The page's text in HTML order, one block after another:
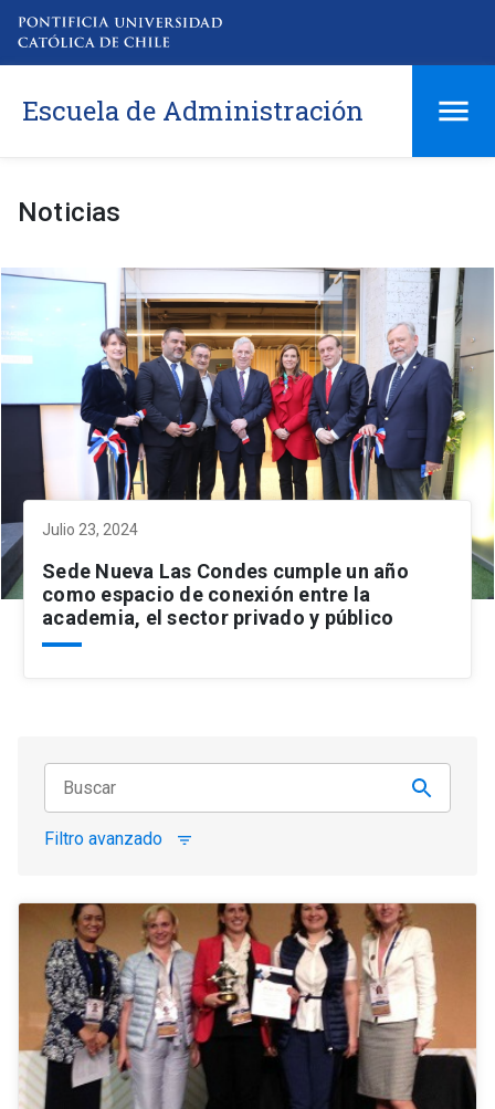
Escuela de Administración
Noticias
Julio 23, 2024
Sede Nueva Las Condes cumple un año
como espacio de conexión entre la
academia, el sector privado y público
Filtro avanzado filter_list